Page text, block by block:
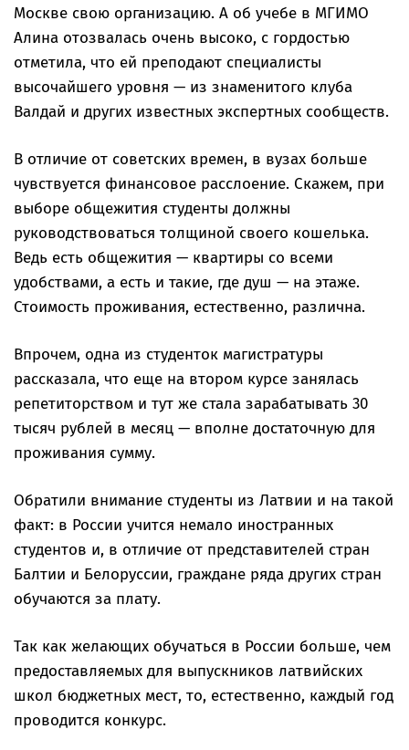
Москве свою организацию. А об учебе в МГИМО
Алина отозвалась очень высоко, с гордостью
отметила, что ей преподают специалисты
высочайшего уровня — из знаменитого клуба
Валдай и других известных экспертных сообществ.
В отличие от советских времен, в вузах больше
чувствуется финансовое расслоение. Скажем, при
выборе общежития студенты должны
руководствоваться толщиной своего кошелька.
Ведь есть общежития — квартиры со всеми
удобствами, а есть и такие, где душ — на этаже.
Стоимость проживания, естественно, различна.
Впрочем, одна из студенток магистратуры
рассказала, что еще на втором курсе занялась
репетиторством и тут же стала зарабатывать 30
тысяч рублей в месяц — вполне достаточную для
проживания сумму.
Обратили внимание студенты из Латвии и на такой
факт: в России учится немало иностранных
студентов и, в отличие от представителей стран
Балтии и Белоруссии, граждане ряда других стран
обучаются за плату.
Так как желающих обучаться в России больше, чем
предоставляемых для выпускников латвийских
школ бюджетных мест, то, естественно, каждый год
проводится конкурс.